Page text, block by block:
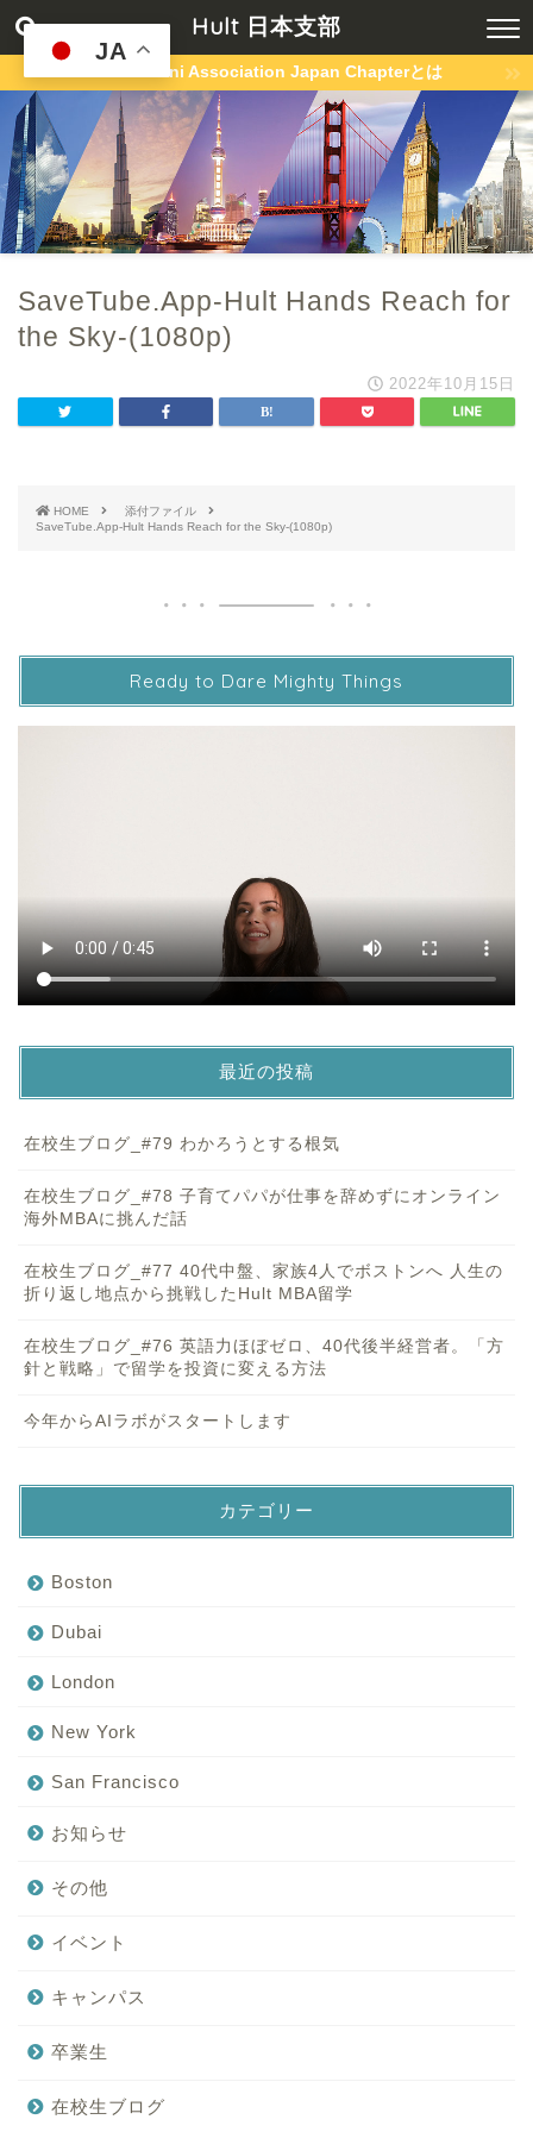
Hult 日本支部
Hult Alumni Association Japan Chapterとは
SaveTube.App-Hult Hands Reach for
the Sky-(1080p)
2022年10月15日
HOME
添付ファイル
SaveTube.App-Hult Hands Reach for the Sky-(1080p)
Ready to Dare Mighty Things
最近の投稿
在校生ブログ_#79 わかろうとする根気
在校生ブログ_#78 子育てパパが仕事を辞めずにオンライン
海外MBAに挑んだ話
在校生ブログ_#77 40代中盤、家族4人でボストンへ 人生の
折り返し地点から挑戦したHult MBA留学
在校生ブログ_#76 英語力ほぼゼロ、40代後半経営者。「方
針と戦略」で留学を投資に変える方法
今年からAIラボがスタートします
カテゴリー
Boston
Dubai
London
New York
San Francisco
お知らせ
その他
イベント
キャンパス
卒業生
在校生ブログ
JA